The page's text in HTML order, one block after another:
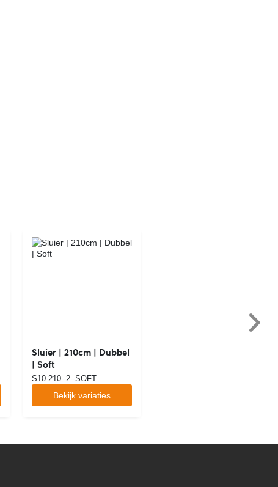
Sluier | 210cm | Dubbel
| Soft
S10-210--2--SOFT
Bekijk variaties